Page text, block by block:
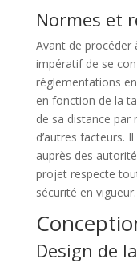
Normes et
Avant de procéder
impératif de se
réglementations
en fonction de la
de sa distance
d’autres facteurs.
auprès des
projet respecte
sécurité en vigueur.
Design de